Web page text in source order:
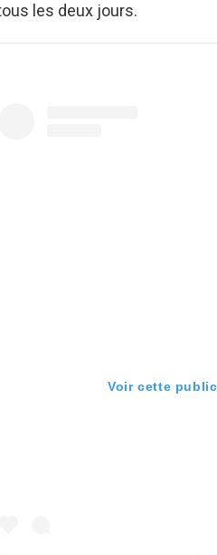
les deux jours.
Voir cette